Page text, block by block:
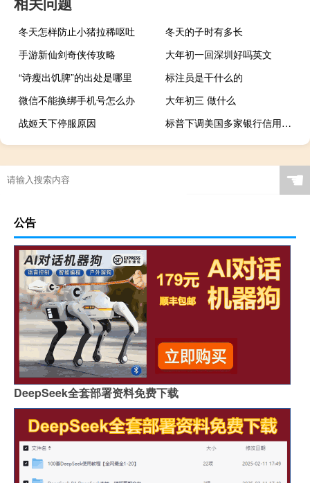
冬天怎样防止小猪拉稀呕吐
冬天的子时有多长
手游新仙剑奇侠传攻略
大年初一回深圳好吗英文
“诗瘦出饥脾”的出处是哪里
标注员是干什么的
微信不能换绑手机号怎么办
大年初三 做什么
战姬天下停服原因
标普下调美国多家银行信用评级：经营形势严峻
☚
公告
DeepSeek全套部署资料免费下载